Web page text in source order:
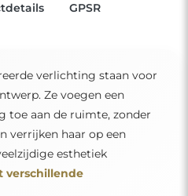
GPSR
verlichting staan voor
Ze voegen een
toe aan de ruimte, zonder
verrijken haar op een
esthetiek
verschillende